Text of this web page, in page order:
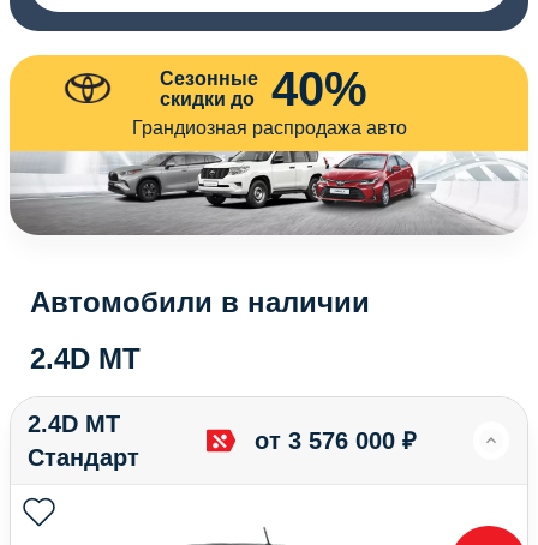
Сезонные
скидки до
40%
Грандиозная распродажа авто
Автомобили в наличии
2.4D MT
2.4D MT
Стандарт
от 3 576 000 ₽